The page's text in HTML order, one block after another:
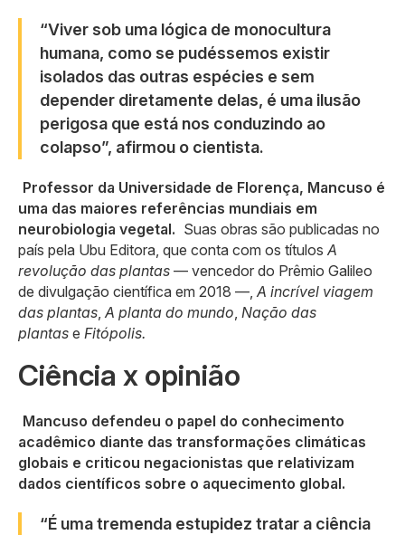
“Viver sob uma lógica de monocultura
humana, como se pudéssemos existir
isolados das outras espécies e sem
depender diretamente delas, é uma ilusão
perigosa que está nos conduzindo ao
colapso”, afirmou o cientista.
Professor da Universidade de Florença, Mancuso é
uma das maiores referências mundiais em
neurobiologia vegetal. Suas obras são publicadas no
país pela Ubu Editora, que conta com os títulosA
revolução das plantas — vencedor do Prêmio Galileo
de divulgação científica em 2018 —,A incrível viagem
das plantas,A planta do mundo, Nação das
plantas e Fitópolis.
Ciência x opinião
Mancuso defendeu o papel do conhecimento
acadêmico diante das transformações climáticas
globais e criticou negacionistas que relativizam
dados científicos sobre o aquecimento global.
“É uma tremenda estupidez tratar a ciência